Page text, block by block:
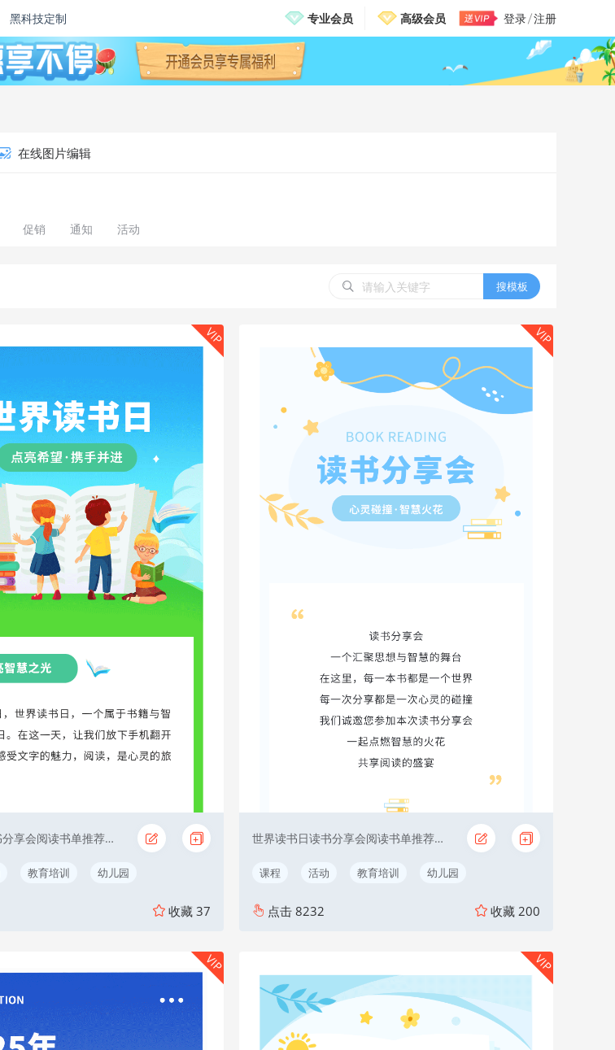
黑科技定制 专业会员 高级会员 登录 注册
邀请有礼，免费送VIP
在线图片编辑
促销 通知 活动
搜模板
世界读书日读书分享会阅读书单推荐教育读书月
教育培训 幼儿园
收藏 37
VIP
世界读书日读书分享会阅读书单推荐教育读书月
课程 活动 教育培训 幼儿园
点击 8232 收藏 200
VIP
VIP VIP